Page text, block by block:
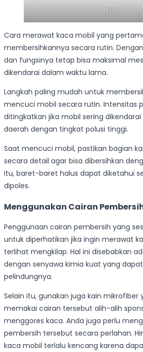
fiber
Cara merawat kaca mobil yang
membersihkannya secara rutin.
dan fungsinya tetap bisa maksimal
dikendarai dalam waktu lama.
Langkah paling mudah untuk
mencuci mobil secara rutin. Intensitas
ditingkatkan jika mobil sering
daerah dengan tingkat polusi tinggi.
Saat mencuci mobil, pastikan bagian
secara detail agar bisa dibersihkan
itu, baret-baret halus dapat diketahui
dipoles.
Menggunakan Cairan
Penggunaan cairan pembersih yang
untuk diperhatikan jika ingin merawat
terlihat mengkilap. Hal ini disebabkan
dengan senyawa kimia kuat yang
pelindungnya.
Selain itu, gunakan juga kain mikrofiber
memakai cairan tersebut alih-alih
menggores kaca. Anda juga perlu
pembersih tersebut secara perlahan.
kaca mobil terlalu kencang karena